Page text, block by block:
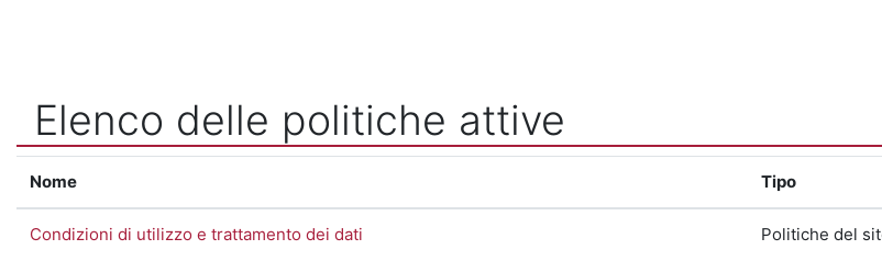
Elenco delle politiche attive
Nome Tipo
Condizioni di utilizzo e trattamento dei dati Politiche del